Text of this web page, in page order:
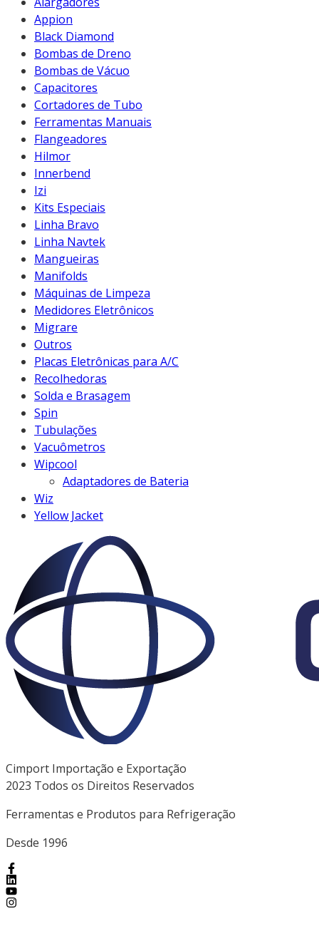
Appion
Black Diamond
Bombas de Dreno
Bombas de Vácuo
Capacitores
Cortadores de Tubo
Ferramentas Manuais
Flangeadores
Hilmor
Innerbend
Izi
Kits Especiais
Linha Bravo
Linha Navtek
Mangueiras
Manifolds
Máquinas de Limpeza
Medidores Eletrônicos
Migrare
Outros
Placas Eletrônicas para A/C
Recolhedoras
Solda e Brasagem
Spin
Tubulações
Vacuômetros
Wipcool
Adaptadores de Bateria
Wiz
Yellow Jacket
Cimport Importação e Exportação
2023 Todos os Direitos Reservados
Ferramentas e Produtos para Refrigeração
Desde 1996